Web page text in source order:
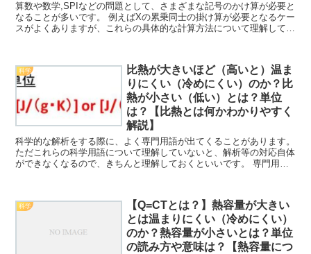
算数や数学,SPIなどの問題として、さまざまな記号のかけ算が必要と
なることが多いです。 例えばXの累乗同士の掛け算が必要となるケー
スがよくありますが、これらの具体的な計算方法について理解してい
科学
比熱が大きいほど（高いと）温ま
りにくい（冷めにくい）のか？比
熱が小さい（低い）とは？単位
は？【比熱とは何かわかりやすく
解説】
科学的な解析をする際に、よく専門用語が出てくることがあります。
ただこれらの科学用語について理解していないと、解析等の対応自体
ができなくなるので、きちんと理解しておくといいです。 専門用語
科学
【Q=CTとは？】熱容量が大きい
とは温まりにくい（冷めにくい）
のか？熱容量が小さいとは？単位
の読み方や意味は？【熱容量につ